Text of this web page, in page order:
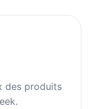
des produits